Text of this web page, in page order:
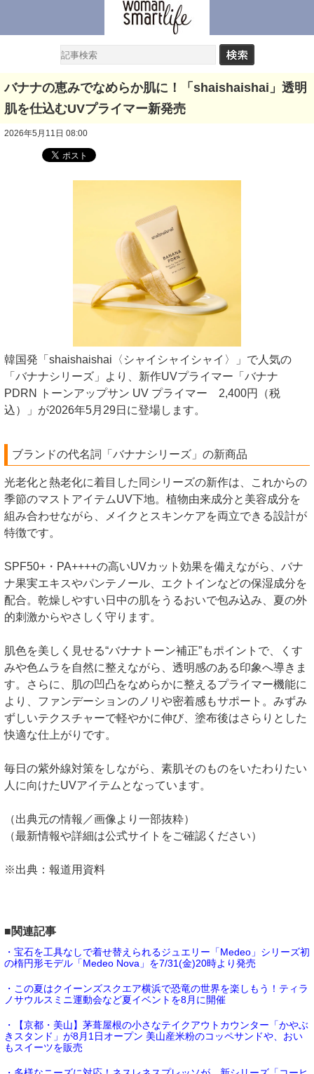
バナナの恵みでなめらか肌に！「shaishaishai」透明
肌を仕込むUVプライマー新発売
2026年5月11日 08:00
韓国発「shaishaishai〈シャイシャイシャイ〉」で人気の
「バナナシリーズ」より、新作UVプライマー「バナナ
PDRN トーンアップサン UV プライマー 2,400円（税
込）」が2026年5月29日に登場します。
ブランドの代名詞「バナナシリーズ」の新商品
光老化と熱老化に着目した同シリーズの新作は、これからの
季節のマストアイテムUV下地。植物由来成分と美容成分を
組み合わせながら、メイクとスキンケアを両立できる設計が
特徴です。
SPF50+・PA++++の高いUVカット効果を備えながら、バナ
ナ果実エキスやパンテノール、エクトインなどの保湿成分を
配合。乾燥しやすい日中の肌をうるおいで包み込み、夏の外
的刺激からやさしく守ります。
肌色を美しく見せる“バナナトーン補正”もポイントで、くす
みや色ムラを自然に整えながら、透明感のある印象へ導きま
す。さらに、肌の凹凸をなめらかに整えるプライマー機能に
より、ファンデーションのノリや密着感もサポート。みずみ
ずしいテクスチャーで軽やかに伸び、塗布後はさらりとした
快適な仕上がりです。
毎日の紫外線対策をしながら、素肌そのものをいたわりたい
人に向けたUVアイテムとなっています。
（出典元の情報／画像より一部抜粋）
（最新情報や詳細は公式サイトをご確認ください）
※出典：報道用資料
■関連記事
・宝石を工具なしで着せ替えられるジュエリー「Medeo」シリーズ初
の楕円形モデル「Medeo Nova」を7/31(金)20時より発売
・この夏はクイーンズスクエア横浜で恐竜の世界を楽しもう！ティラ
ノサウルスミニ運動会など夏イベントを8月に開催
・【京都・美山】茅葺屋根の小さなテイクアウトカウンター「かやぶ
きスタンド」が8月1日オープン 美山産米粉のコッペサンドや、おい
もスイーツを販売